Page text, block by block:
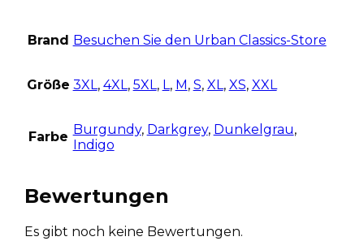
Brand Besuchen Sie den Urban Classics-Store
Größe 3XL, 4XL, 5XL, L, M , S, XL, XS, XXL
Farbe Burgundy, Darkgrey, Dunkelgrau,
Indigo
Bewertungen
Es gibt noch keine Bewertungen.